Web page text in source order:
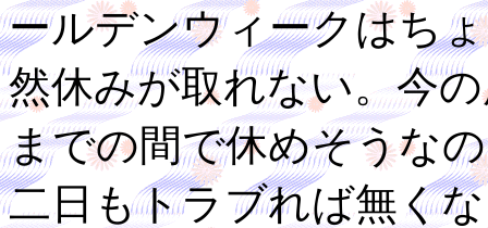
ールデンウィークはち
然休みが取れない。今
までの間で休めそうな
二日もトラブれば無く